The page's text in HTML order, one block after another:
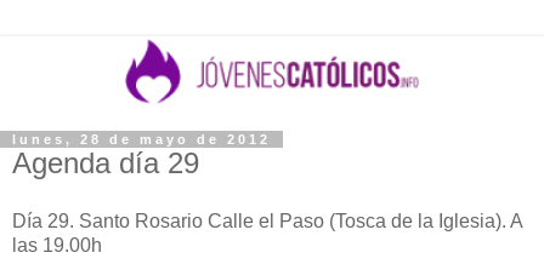
lunes, 28 de mayo de 2012
Agenda día 29
Día 29. Santo Rosario Calle el Paso (Tosca de la Iglesia). A
las 19.00h